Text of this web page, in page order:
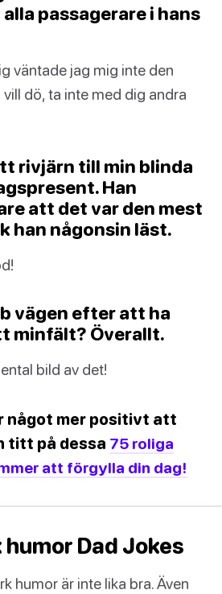
passagerare i hans
väntade jag mig inte den
dö, ta inte med dig andra
rivjärn till min blinda
Han
att det var den mest
han någonsin läst.
vägen efter att ha
minfält? Överallt.
bild av det!
något mer positivt att
titt på dessa 75 roliga
att förgylla din dag!
Dad Jokes
humor är inte lika bra. Även